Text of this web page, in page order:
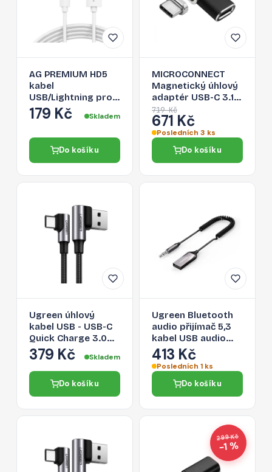
AG PREMIUM HD5
kabel
USB/Lightning pro
Apple zařízení, délka
1m, bílá barva, bulk
179 Kč Skladem
Do košíku
MICROCONNECT
Magnetický úhlový
adaptér USB-C 3.1
male-female
(samec-samice), PD
až 100W, černý
719 Kč
671 Kč
Posledních 3 ks
Do košíku
Ugreen úhlový
kabel USB - USB-C
Quick Charge 3.0
QC3.0 3 A 0,5 m
šedý (US176 20855)
379 Kč Skladem
Do košíku
Ugreen Bluetooth
audio přijímač 5,3
kabel USB audio
adaptér AUX jack
černý (70601
CM309)
413 Kč
Posledních 1 ks
Do košíku
299 Kč
−1 %